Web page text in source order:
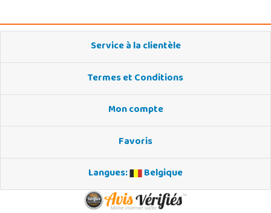
Service à la clientèle
Termes et Conditions
Mon compte
Favoris
Langues:
Belgique